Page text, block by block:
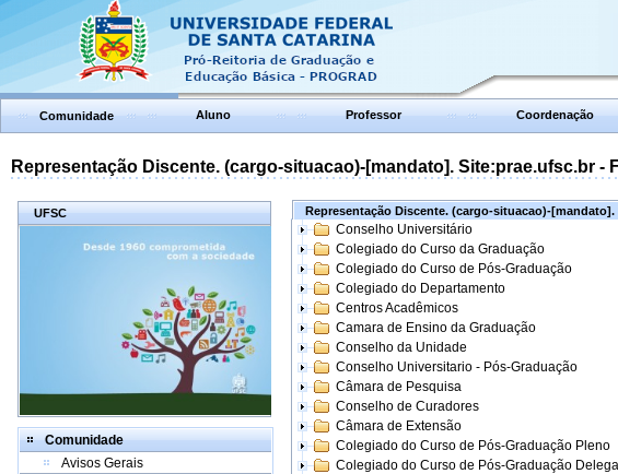
Comunidade Aluno Professor Coordenação
Representação Discente. (cargo-situacao)-[mandato]. Site:prae.ufsc.br -
UFSC
Comunidade
Avisos Gerais
Representação Discente. (cargo-situacao)-[mandato].
Conselho Universitário
Colegiado do Curso da Graduação
Colegiado do Curso de Pós-Graduação
Colegiado do Departamento
Centros Acadêmicos
Camara de Ensino da Graduação
Conselho da Unidade
Conselho Universitario - Pós-Graduação
Câmara de Pesquisa
Conselho de Curadores
Câmara de Extensão
Colegiado do Curso de Pós-Graduação Pleno
Colegiado do Curso de Pós-Graduação